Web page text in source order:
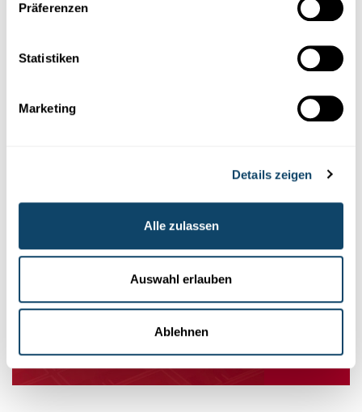
Präferenzen
Statistiken
Marketing
Details zeigen
Alle zulassen
Auswahl erlauben
Ablehnen
Diese Plugins sind ausgeblendet, weil Sie
sehen, ändern Sie bitte Ihre Einstellungen.
Youtube-Kanal